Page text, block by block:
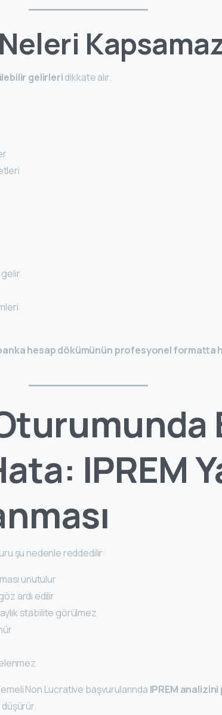
gelirleridikkate alır.
hesap dökümünün profesyonel formatta
IPREM
şu nedenle reddedilir:
unutulur
ardı edilir
aylık stabilite görülmez
Non Lucrative başvurularında IPREM